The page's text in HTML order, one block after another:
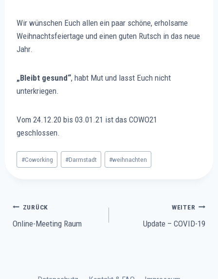
Wir wünschen Euch allen ein paar schöne, erholsame
Weihnachtsfeiertage und einen guten Rutsch in das neue
Jahr.
„Bleibt gesund“, habt Mut und lasst Euch nicht
unterkriegen.
Vom 24.12.20 bis 03.01.21 ist das COWO21
geschlossen.
Schlagworte:
#Coworking #Darmstadt #weihnachten
Beitragsnavigation
ZURÜCK
Online-Meeting Raum
WEITER
Update – COVID-19